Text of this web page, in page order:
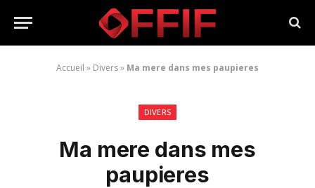
Accueil » Divers» Ma mere dans mes paupieres
DIVERS
Ma mere dans mes
paupieres